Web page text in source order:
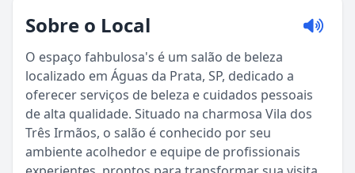
Sobre o Local
O espaço fahbulosa's é um salão de beleza
localizado em Águas da Prata, SP, dedicado a
oferecer serviços de beleza e cuidados pessoais
de alta qualidade. Situado na charmosa Vila dos
Três Irmãos, o salão é conhecido por seu
ambiente acolhedor e equipe de profissionais